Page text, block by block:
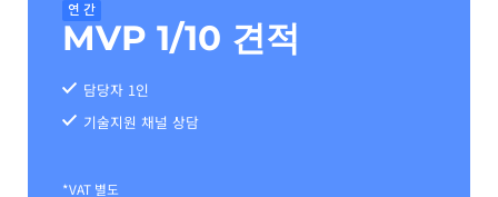
연 간
MVP 1/10 견적
담당자 1인
기술지원 채널 상담
*VAT 별도